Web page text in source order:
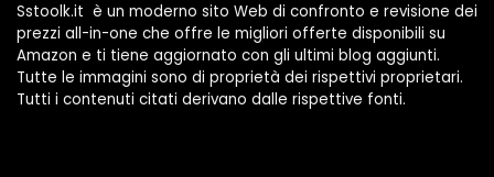
Sstoolk.it è un moderno sito Web di confronto e revisione dei
prezzi all-in-one che offre le migliori offerte disponibili su
Amazon e ti tiene aggiornato con gli ultimi blog aggiunti.
Tutte le immagini sono di proprietà dei rispettivi proprietari.
Tutti i contenuti citati derivano dalle rispettive fonti.